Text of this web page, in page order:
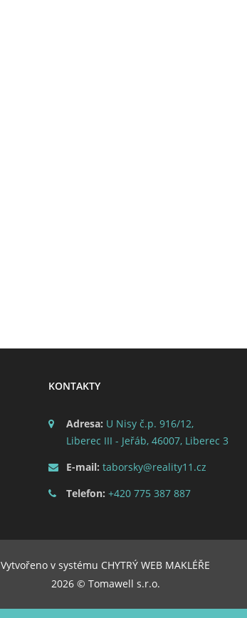
KONTAKTY
Adresa: U Nisy č.p. 916/12,
Liberec III - Jeřáb, 46007, Liberec 3
E-mail: taborsky@reality11.cz
Telefon: +420 775 387 887
Vytvořeno v systému CHYTRÝ WEB MAKLÉŘE
2026 © Tomawell s.r.o.